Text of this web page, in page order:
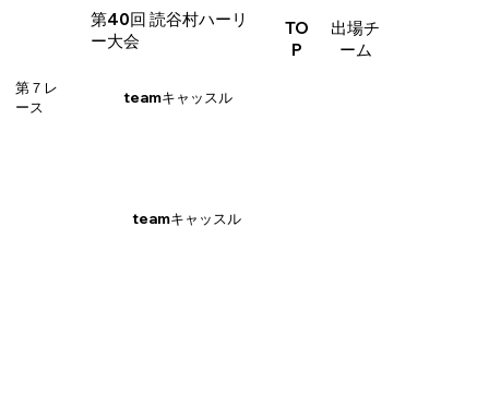
​第40回 読谷村ハーリ
ー大会
TO
P
出場チ
ーム
第７レ
ース
teamキャッスル
teamキャッスル